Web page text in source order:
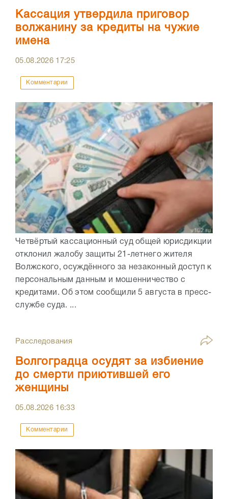
Кассация утвердила приговор
волжанину за кредиты на чужие
имена
05.08.2026 17:25
Комментарии
Четвёртый кассационный суд общей юрисдикции
отклонил жалобу защиты 21-летнего жителя
Волжского, осуждённого за незаконный доступ к
персональным данным и мошенничество с
кредитами. Об этом сообщили 5 августа в пресс-
службе суда. ...
Расследования
Волгоградца осудят за избиение
до смерти приютившей его
женщины
05.08.2026 16:33
Комментарии